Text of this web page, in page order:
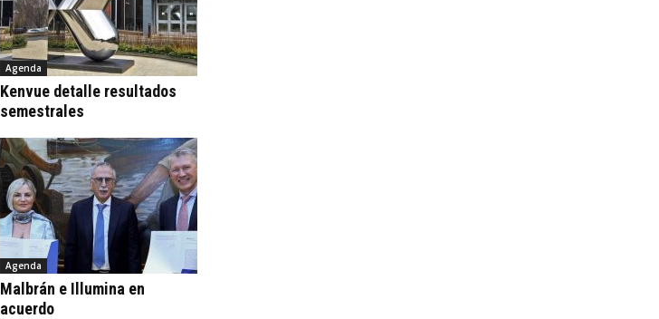
Agenda
Kenvue detalle resultados
semestrales
Agenda
Malbrán e Illumina en
acuerdo